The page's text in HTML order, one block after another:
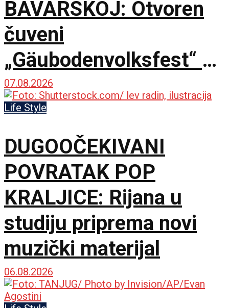
BAVARSKOJ: Otvoren
čuveni
„Gäubodenvolksfest“ u
Štraubingu
07.08.2026
Life Style
DUGOOČEKIVANI
POVRATAK POP
KRALJICE: Rijana u
studiju priprema novi
muzički materijal
06.08.2026